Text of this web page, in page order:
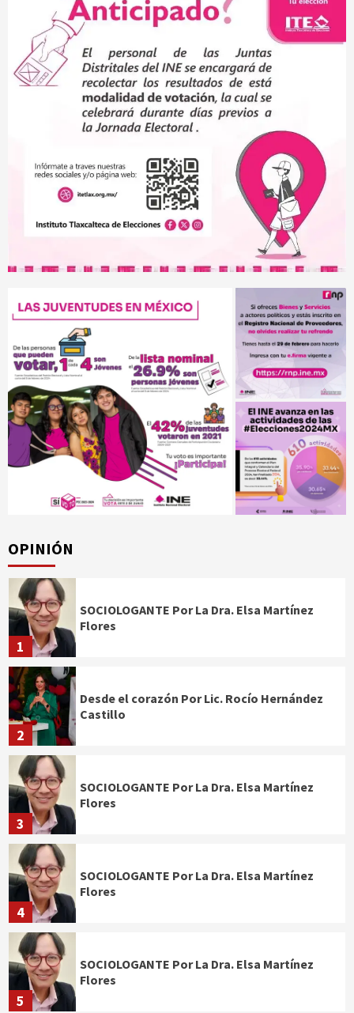
OPINIÓN
1
SOCIOLOGANTE Por La Dra. Elsa Martínez
Flores
2
Desde el corazón Por Lic. Rocío Hernández
Castillo
3
SOCIOLOGANTE Por La Dra. Elsa Martínez
Flores
4
SOCIOLOGANTE Por La Dra. Elsa Martínez
Flores
5
SOCIOLOGANTE Por La Dra. Elsa Martínez
Flores